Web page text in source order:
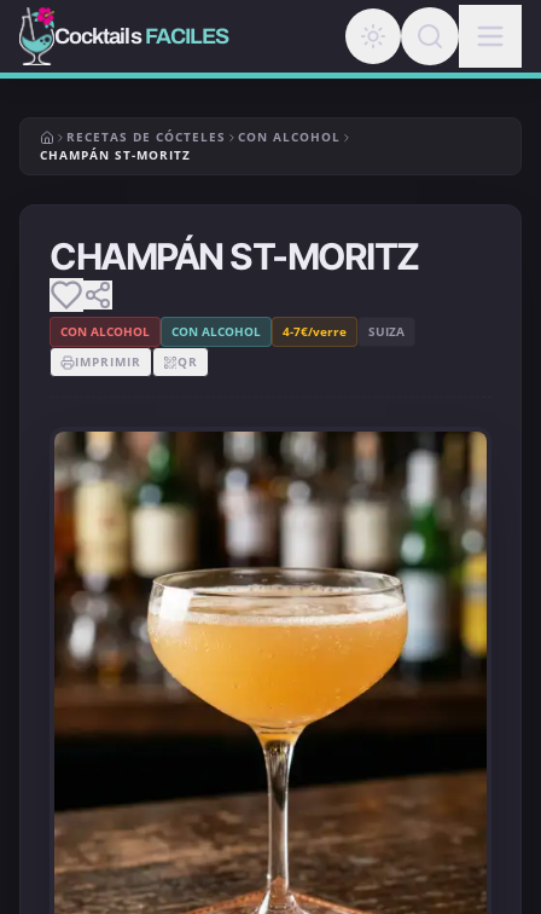
CocktailsFACILES
RECETAS DE CÓCTELES
CON ALCOHOL
CHAMPÁN ST-MORITZ
CHAMPÁN ST-MORITZ
CON ALCOHOL CON ALCOHOL 4-7€/verre
SUIZA
IMPRIMIR
QR